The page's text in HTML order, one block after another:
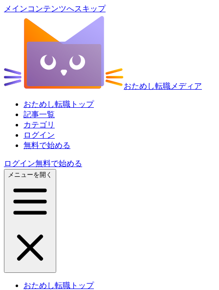
メインコンテンツへスキップ
おためし転職メディア
おためし転職トップ
記事一覧
カテゴリ
ログイン
無料で始める
ログイン無料で始める
メニューを開く
おためし転職トップ